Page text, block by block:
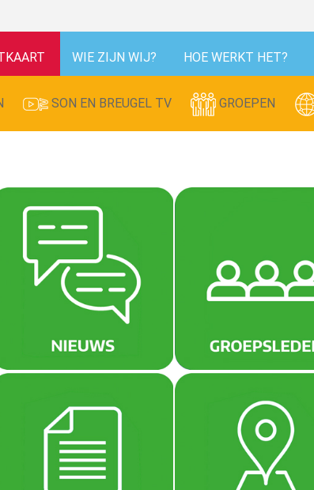
WIE ZIJN WIJ? HOE WERKT HET?
SON EN BREUGEL TV GROEPEN